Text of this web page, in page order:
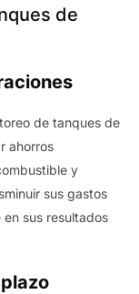
de
de tanques de
ahorros
y
sus gastos
sus resultados